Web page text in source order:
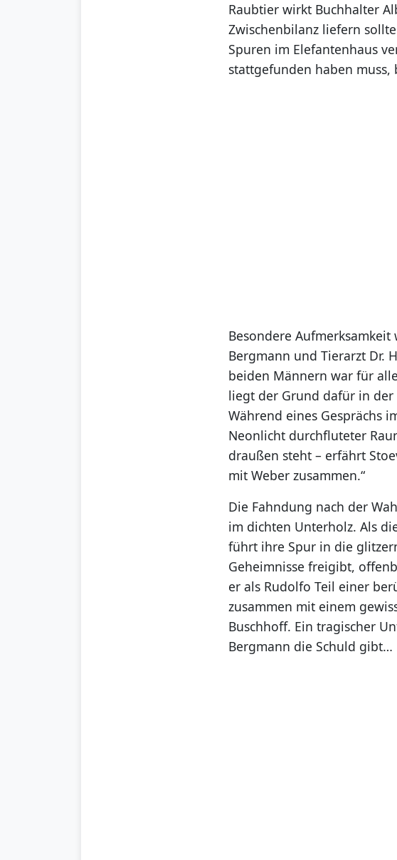
Raubtier wirkt Buchhalter
Zwischenbilanz liefern
Spuren im Elefantenhaus
stattgefunden haben
Besondere
Bergmann und Tierarzt Dr.
beiden Männern war für
liegt der Grund dafür in der
Während eines Gesprächs
Neonlicht durchfluteter
draußen steht – erfährt
mit Weber zusammen.“
Die Fahndung nach der
im dichten Unterholz. Als
führt ihre Spur in die
Geheimnisse freigibt,
er als Rudolfo Teil einer
zusammen mit einem
Buschhoff. Ein tragischer
Bergmann die Schuld gibt…